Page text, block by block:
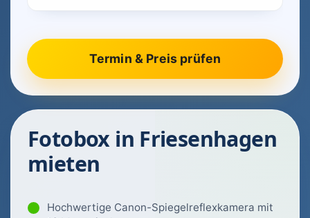
Fotobox in Friesenhagen
mieten
Hochwertige Canon-Spiegelreflexkamera mit